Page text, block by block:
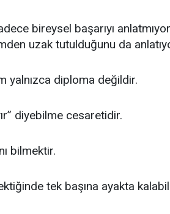
bireysel başarıyı
uzak tutulduğunu da
yalnızca diploma değildir.
diyebilme cesaretidir.
bilmektir.
tek başına ayakta